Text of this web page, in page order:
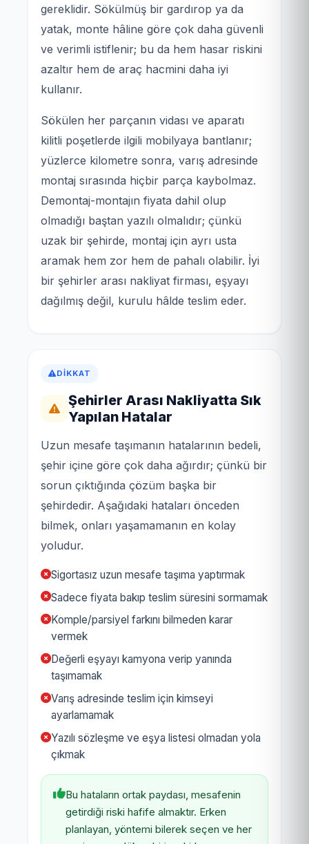
gereklidir. Sökülmüş bir gardırop ya da
yatak, monte hâline göre çok daha güvenli
ve verimli istiflenir; bu da hem hasar riskini
azaltır hem de araç hacmini daha iyi
kullanır.
Sökülen her parçanın vidası ve aparatı
kilitli poşetlerde ilgili mobilyaya bantlanır;
yüzlerce kilometre sonra, varış adresinde
montaj sırasında hiçbir parça kaybolmaz.
Demontaj-montajın fiyata dahil olup
olmadığı baştan yazılı olmalıdır; çünkü
uzak bir şehirde, montaj için ayrı usta
aramak hem zor hem de pahalı olabilir. İyi
bir şehirler arası nakliyat firması, eşyayı
dağılmış değil, kurulu hâlde teslim eder.
DIKKAT
Şehirler Arası Nakliyatta Sık
Yapılan Hatalar
Uzun mesafe taşımanın hatalarının bedeli,
şehir içine göre çok daha ağırdır; çünkü bir
sorun çıktığında çözüm başka bir
şehirdedir. Aşağıdaki hataları önceden
bilmek, onları yaşamamanın en kolay
yoludur.
Sigortasız uzun mesafe taşıma yaptırmak
Sadece fiyata bakıp teslim süresini sormamak
Komple/parsiyel farkını bilmeden karar
vermek
Değerli eşyayı kamyona verip yanında
taşımamak
Varış adresinde teslim için kimseyi
ayarlamamak
Yazılı sözleşme ve eşya listesi olmadan yola
çıkmak
Bu hataların ortak paydası, mesafenin
getirdiği riski hafife almaktır. Erken
planlayan, yöntemi bilerek seçen ve her